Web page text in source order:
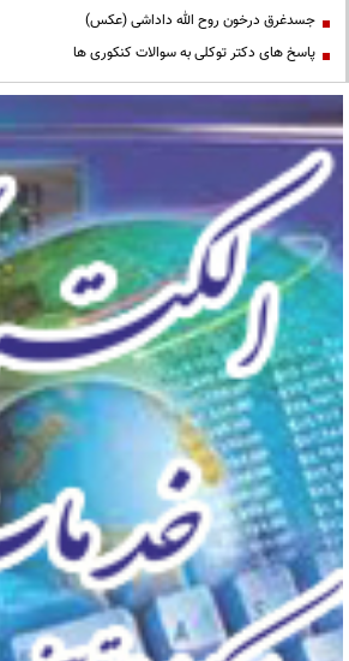
جسدغرق درخون روح الله داداشی (عکس)
پاسخ های دکتر توکلی به سوالات کنکوری ها